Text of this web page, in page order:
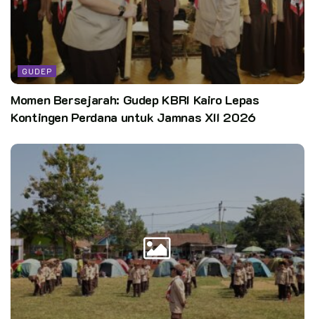
Kata Kunci:
setiappramukaadalahpewarta gerakanpramuka
pramukajakarta urbanscouting sadisnyacilandak
scoutsmpn37 scout37jaya scoutwkjaya
GUDEP
Momen Bersejarah: Gudep KBRI Kairo Lepas
Kontingen Perdana untuk Jamnas XII 2026